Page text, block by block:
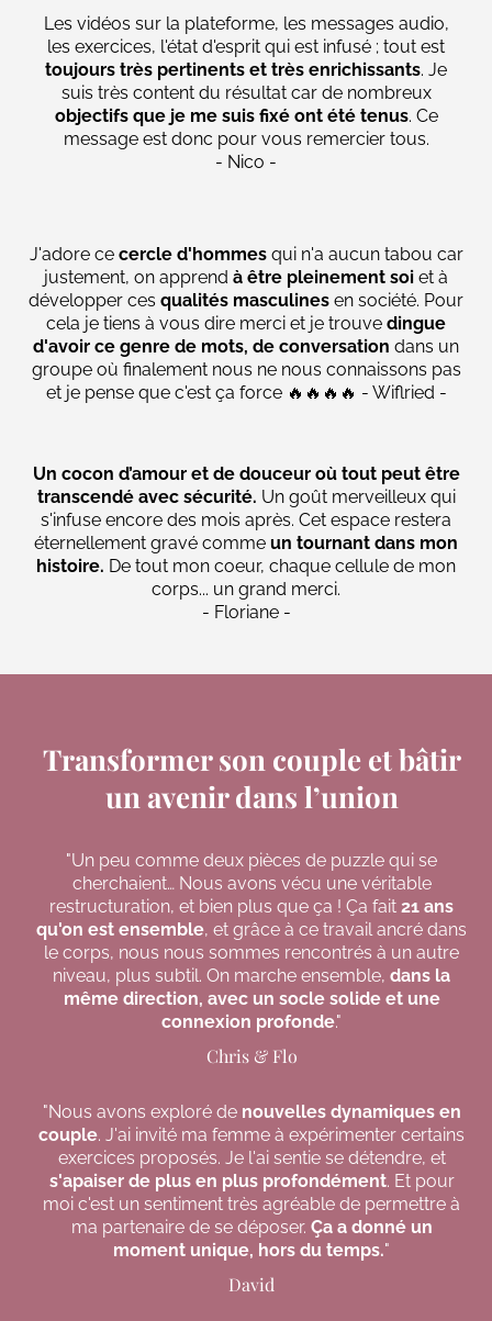
Les vidéos sur la plateforme, les messages audio,
les exercices, l'état d'esprit qui est infusé ; tout est
toujours très pertinents et très enrichissants. Je
suis très content du résultat car de nombreux
objectifs que je me suis fixé ont été tenus. Ce
message est donc pour vous remercier tous.
- Nico -
J'adore ce cercle d'hommes qui n'a aucun tabou car
justement, on apprend à être pleinement soi et à
développer ces qualités masculines en société. Pour
cela je tiens à vous dire merci et je trouve dingue
d'avoir ce genre de mots, de conversation dans un
groupe où finalement nous ne nous connaissons pas
et je pense que c'est ça force 🔥🔥🔥🔥 - Wiflried -
Un cocon d’amour et de douceur où tout peut être
transcendé avec sécurité. Un goût merveilleux qui
s'infuse encore des mois après. Cet espace restera
éternellement gravé comme un tournant dans mon
histoire. De tout mon coeur, chaque cellule de mon
corps... un grand merci.
- Floriane -
Transformer son couple et bâtir
un avenir dans l’union
"Un peu comme deux pièces de puzzle qui se
cherchaient… Nous avons vécu une véritable
restructuration, et bien plus que ça ! Ça fait 21 ans
qu'on est ensemble, et grâce à ce travail ancré dans
le corps, nous nous sommes rencontrés à un autre
niveau, plus subtil. On marche ensemble, dans la
même direction, avec un socle solide et une
connexion profonde."
Chris & Flo
"Nous avons exploré de nouvelles dynamiques en
couple. J'ai invité ma femme à expérimenter certains
exercices proposés. Je l'ai sentie se détendre, et
s'apaiser de plus en plus profondément. Et pour
moi c'est un sentiment très agréable de permettre à
ma partenaire de se déposer. Ça a donné un
moment unique, hors du temps."
David